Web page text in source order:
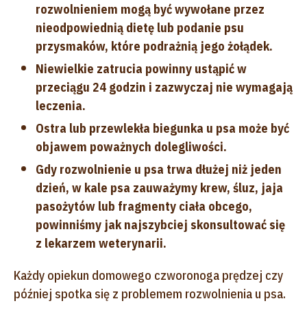
rozwolnieniem mogą być wywołane przez
nieodpowiednią dietę lub podanie psu
przysmaków, które podrażnią jego żołądek.
Niewielkie zatrucia powinny ustąpić w
przeciągu 24 godzin i zazwyczaj nie wymagają
leczenia.
Ostra lub przewlekła biegunka u psa może być
objawem poważnych dolegliwości.
Gdy rozwolnienie u psa trwa dłużej niż jeden
dzień, w kale psa zauważymy krew, śluz, jaja
pasożytów lub fragmenty ciała obcego,
powinniśmy jak najszybciej skonsultować się
z lekarzem weterynarii.
Każdy opiekun domowego czworonoga prędzej czy
później spotka się z problemem rozwolnienia u psa.